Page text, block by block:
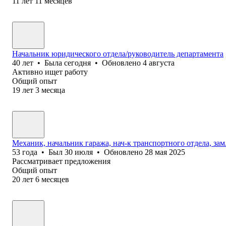
Начальник юридического отдела/руководитель департамента
40 лет • Была сегодня • Обновлено 4 августа
Активно ищет работу
Общий опыт
19 лет 3 месяца
Механик, начальник гаража, нач-к транспортного отдела,
53 года • Был 30 июля • Обновлено 28 мая 2025
Рассматривает предложения
Общий опыт
20 лет 6 месяцев